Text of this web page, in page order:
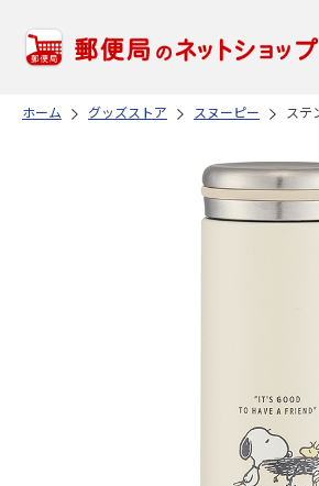
ホーム グッズストア スヌーピー ステ